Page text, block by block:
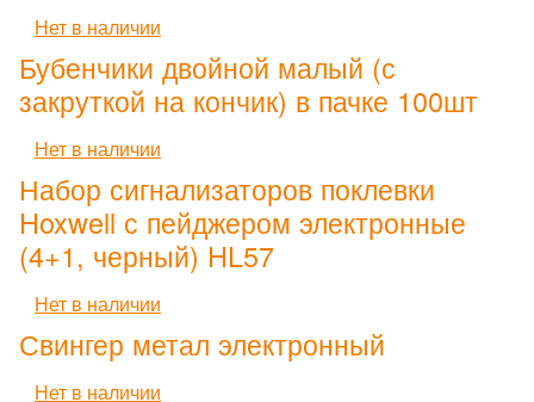
Нет в наличии
Бубенчики двойной малый (с
закруткой на кончик) в пачке 100шт
Нет в наличии
Набор сигнализаторов поклевки
Hoxwell с пейджером электронные
(4+1, черный) HL57
Нет в наличии
Свингер метал электронный
Нет в наличии